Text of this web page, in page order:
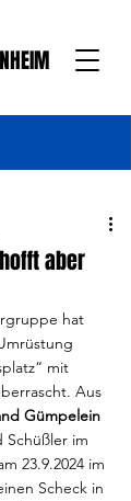
aber
hat
mit
Aus
Gümpelein
Schüßler im
23.9.2024 im
Scheck in